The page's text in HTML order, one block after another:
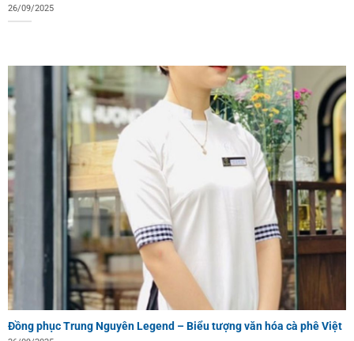
26/09/2025
Đồng phục Trung Nguyên Legend – Biểu tượng văn hóa cà phê Việt